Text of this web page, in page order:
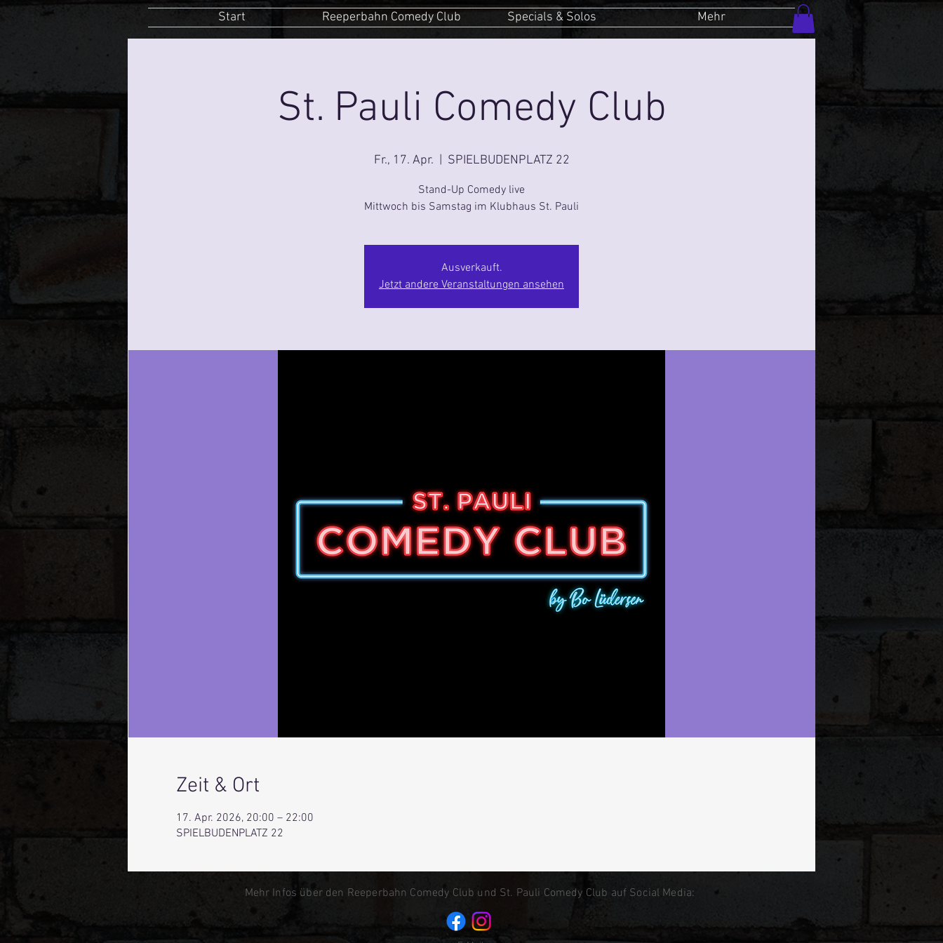
Start Reeperbahn Comedy Club Specials & Solos Mehr
St. Pauli Comedy Club
Fr., 17. Apr. SPIELBUDENPLATZ 22
Stand-Up Comedy live
Mittwoch bis Samstag im Klubhaus St. Pauli
Ausverkauft.
Jetzt andere Veranstaltungen ansehen
Zeit & Ort
17. Apr. 2026, 20:00 – 22:00
SPIELBUDENPLATZ 22
Mehr Infos über den Reeperbahn Comedy Club und St. Pauli Comedy Club auf Social Media: